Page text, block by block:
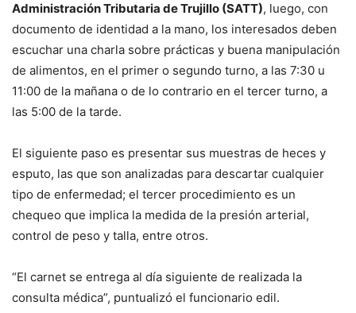
Administración Tributaria de Trujillo (SATT), luego, con
documento de identidad a la mano, los interesados deben
escuchar una charla sobre prácticas y buena manipulación
de alimentos, en el primer o segundo turno, a las 7:30 u
11:00 de la mañana o de lo contrario en el tercer turno, a
las 5:00 de la tarde.
El siguiente paso es presentar sus muestras de heces y
esputo, las que son analizadas para descartar cualquier
tipo de enfermedad; el tercer procedimiento es un
chequeo que implica la medida de la presión arterial,
control de peso y talla, entre otros.
“El carnet se entrega al día siguiente de realizada la
consulta médica”, puntualizó el funcionario edil.